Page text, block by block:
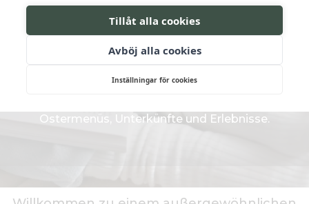
Tillåt alla cookies
Avböj alla cookies
Inställningar för cookies
FEIERN SIE OSTERN
AUF SCHLOSS
SÖDERTUNA
Ostermenüs, Unterkünfte und Erlebnisse.